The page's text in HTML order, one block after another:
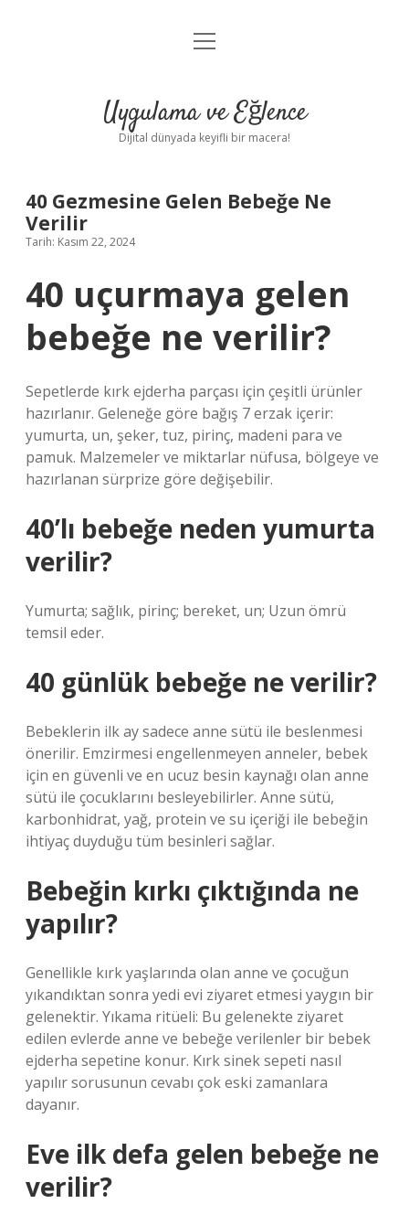
Anasayfa
Yasal Uyarı
menüyü
Uygulama ve Eğlence
Dijital dünyada keyifli bir macera!
40 Gezmesine Gelen Bebeğe Ne
Verilir
Tarih: Kasım 22, 2024
40 uçurmaya gelen
bebeğe ne verilir?
Sepetlerde kırk ejderha parçası için çeşitli ürünler
hazırlanır. Geleneğe göre bağış 7 erzak içerir:
yumurta, un, şeker, tuz, pirinç, madeni para ve
pamuk. Malzemeler ve miktarlar nüfusa, bölgeye ve
hazırlanan sürprize göre değişebilir.
40’lı bebeğe neden yumurta
verilir?
Yumurta; sağlık, pirinç; bereket, un; Uzun ömrü
temsil eder.
40 günlük bebeğe ne verilir?
Bebeklerin ilk ay sadece anne sütü ile beslenmesi
önerilir. Emzirmesi engellenmeyen anneler, bebek
için en güvenli ve en ucuz besin kaynağı olan anne
sütü ile çocuklarını besleyebilirler. Anne sütü,
karbonhidrat, yağ, protein ve su içeriği ile bebeğin
ihtiyaç duyduğu tüm besinleri sağlar.
Bebeğin kırkı çıktığında ne
yapılır?
Genellikle kırk yaşlarında olan anne ve çocuğun
yıkandıktan sonra yedi evi ziyaret etmesi yaygın bir
gelenektir. Yıkama ritüeli: Bu gelenekte ziyaret
edilen evlerde anne ve bebeğe verilenler bir bebek
ejderha sepetine konur. Kırk sinek sepeti nasıl
yapılır sorusunun cevabı çok eski zamanlara
dayanır.
Eve ilk defa gelen bebeğe ne
verilir?